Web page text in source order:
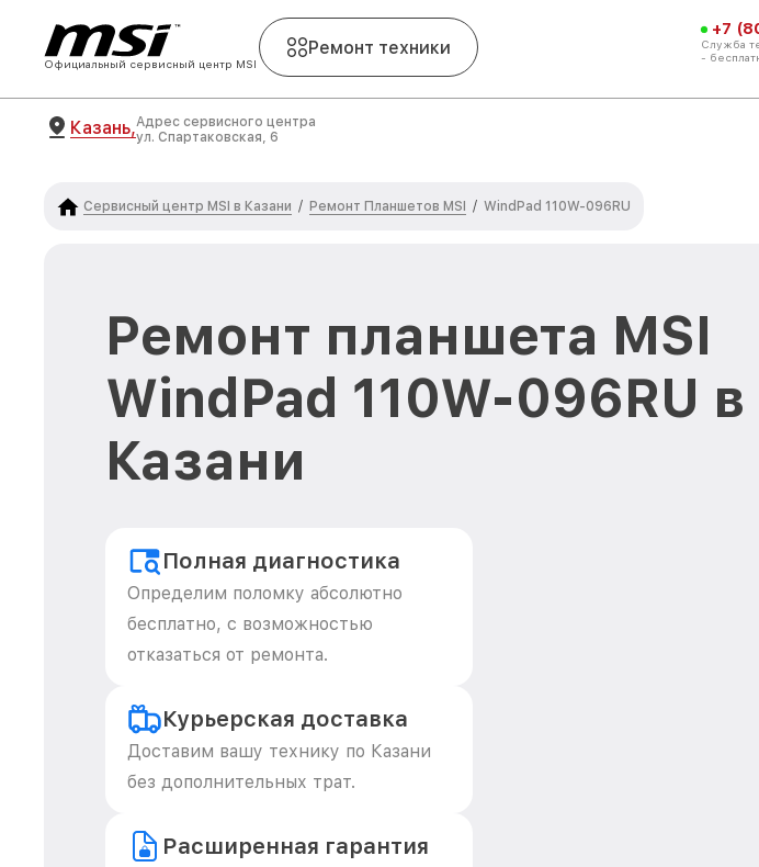
Официальный сервисный центр MSI
Ремонт техники
+7
Служба
-
Казань,Адрес сервисного центра
ул. Спартаковская, 6
Сервисный центр MSI в Казани / Ремонт Планшетов MSI / WindPad 110W-096RU
Ремонт планшета MSI
WindPad 110W-096RU в
Казани
Полная диагностика
Определим поломку абсолютно
бесплатно, с возможностью
отказаться от ремонта.
Курьерская доставка
Доставим вашу технику по Казани
без дополнительных трат.
Расширенная гарантия